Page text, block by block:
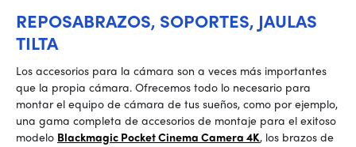
REPOSABRAZOS, SOPORTES, JAULAS
TILTA
Los accesorios para la cámara son a veces más importantes
que la propia cámara. Ofrecemos todo lo necesario para
montar el equipo de cámara de tus sueños, como por ejemplo,
una gama completa de accesorios de montaje para el exitoso
modelo Blackmagic Pocket Cinema Camera 4K, los brazos de